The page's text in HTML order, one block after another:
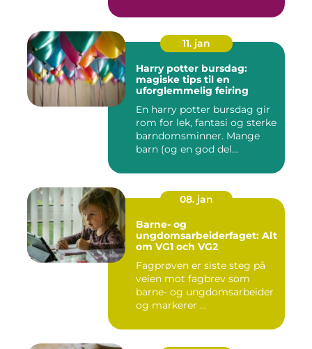
11. jan
Harry potter bursdag:
magiske tips til en
uforglemmelig feiring
En harry potter bursdag gir
rom for lek, fantasi og sterke
barndomsminner. Mange
barn (og en god del...
08. jan
Barne- og
ungdomsarbeiderfaget: Alt
om VG1 och VG2
Fagprøven er siste steg på
veien mot fagbrev som
barne- og ungdomsarbeider
og markerer ...